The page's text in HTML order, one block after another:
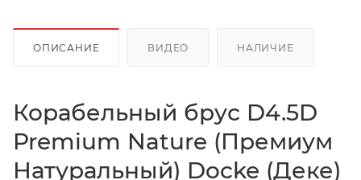
ОПИСАНИЕ ВИДЕО НАЛИЧИЕ
Ко­ра­бель­ный брус D4.5D
Premium Nature (Премиум
Натуральный) Docke (Деке)